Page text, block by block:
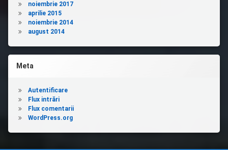
noiembrie 2017
aprilie 2015
noiembrie 2014
august 2014
Meta
Autentificare
Flux intrări
Flux comentarii
WordPress.org